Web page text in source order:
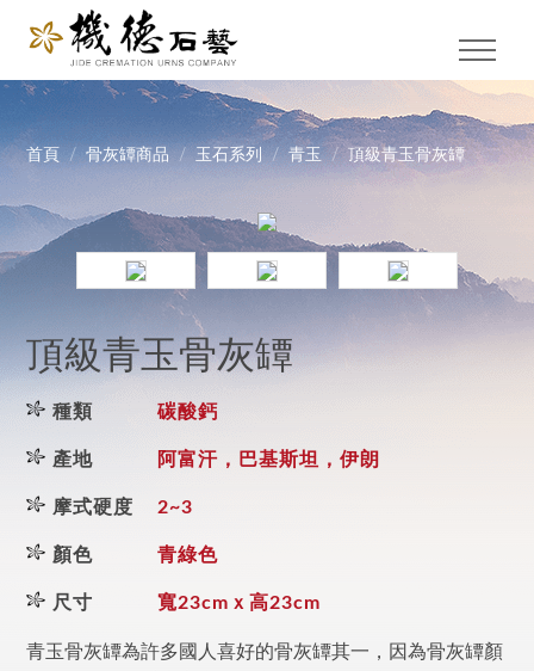
首頁 骨灰罈商品 玉石系列 青玉 頂級青玉骨灰罈
頂級青玉骨灰罈
種類 碳酸鈣
產地 阿富汗，巴基斯坦，伊朗
摩式硬度 2~3
顏色 青綠色
尺寸 寬23cmｘ高23cm
青玉骨灰罈為許多國人喜好的骨灰罈其一，因為骨灰罈顏